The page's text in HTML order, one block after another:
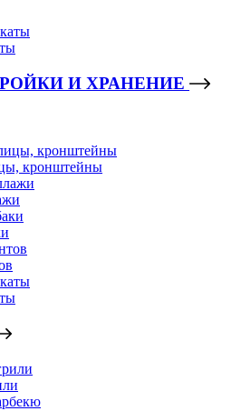
И ХРАНЕНИЕ
кронштейны